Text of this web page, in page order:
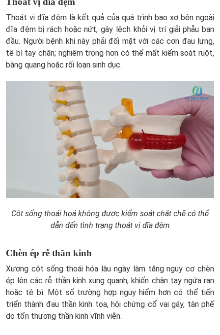
Thoát vị đĩa đệm là kết quả của quá trình bao xơ bên ngoài
đĩa đệm bị rách hoặc nứt, gây lệch khỏi vị trí giải phẫu ban
đầu. Người bệnh khi này phải đối mặt với các cơn đau lưng,
tê bì tay chân; nghiêm trọng hơn có thể mất kiểm soát ruột,
bàng quang hoặc rối loạn sinh dục.
Cột sống thoái hoá không được kiểm soát chặt chẽ có thể
dẫn đến tình trạng thoát vị đĩa đệm
Chèn ép rễ thần kinh
Xương cột sống thoái hóa lâu ngày làm tăng nguy cơ chèn
ép lên các rễ thần kinh xung quanh, khiến chân tay ngứa ran
hoặc tê bì. Một số trường hợp nguy hiểm hơn có thể tiến
triển thành đau thần kinh tọa, hội chứng cổ vai gáy, tàn phế
do tổn thương thần kinh vĩnh viễn.